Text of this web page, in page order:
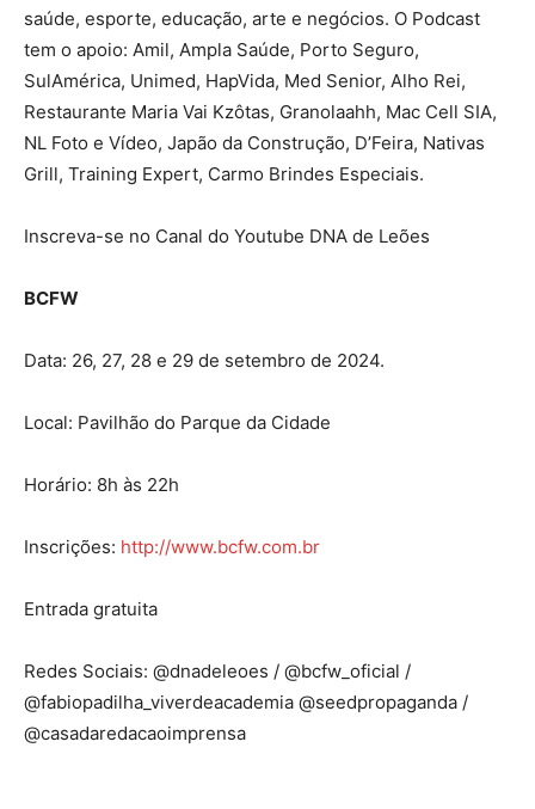
saúde, esporte, educação, arte e negócios. O Podcast
tem o apoio: Amil, Ampla Saúde, Porto Seguro,
SulAmérica, Unimed, HapVida, Med Senior, Alho Rei,
Restaurante Maria Vai Kzôtas, Granolaahh, Mac Cell SIA,
NL Foto e Vídeo, Japão da Construção, D’Feira, Nativas
Grill, Training Expert, Carmo Brindes Especiais.
Inscreva-se no Canal do Youtube DNA de Leões
BCFW
Data: 26, 27, 28 e 29 de setembro de 2024.
Local: Pavilhão do Parque da Cidade
Horário: 8h às 22h
Inscrições: http://www.bcfw.com.br
Entrada gratuita
Redes Sociais: @dnadeleoes / @bcfw_oficial /
@fabiopadilha_viverdeacademia @seedpropaganda /
@casadaredacaoimprensa